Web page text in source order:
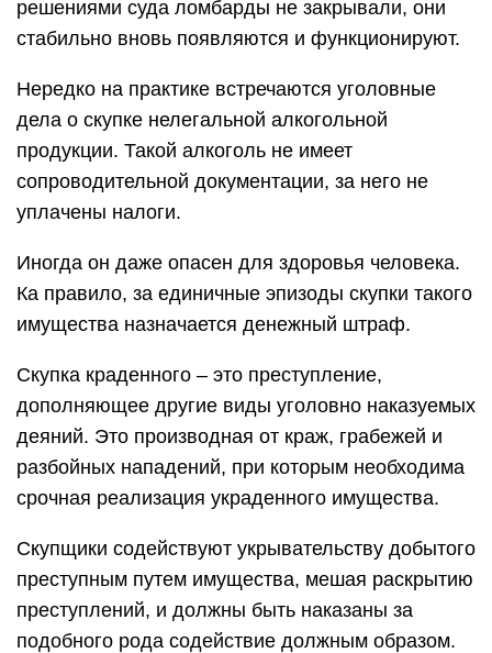
решениями суда ломбарды не закрывали, они
стабильно вновь появляются и функционируют.
Нередко на практике встречаются уголовные
дела о скупке нелегальной алкогольной
продукции. Такой алкоголь не имеет
сопроводительной документации, за него не
уплачены налоги.
Иногда он даже опасен для здоровья человека.
Ка правило, за единичные эпизоды скупки такого
имущества назначается денежный штраф.
Скупка краденного – это преступление,
дополняющее другие виды уголовно наказуемых
деяний. Это производная от краж, грабежей и
разбойных нападений, при которым необходима
срочная реализация украденного имущества.
Скупщики содействуют укрывательству добытого
преступным путем имущества, мешая раскрытию
преступлений, и должны быть наказаны за
подобного рода содействие должным образом.